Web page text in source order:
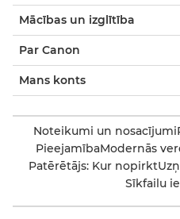
Mācības un izglītība
Par Canon
Mans konts
Noteikumi un nosacījumi
PieejamībaModernās
Patērētājs: Kur nopirkt
Sīkfailu